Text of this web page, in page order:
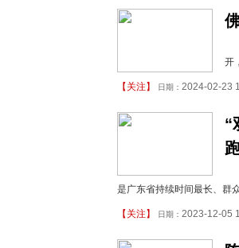
开
【 关注 】 日期： 2024-02-23
“
是广东省持续时间最长、群
【 关注 】 日期： 2023-12-05